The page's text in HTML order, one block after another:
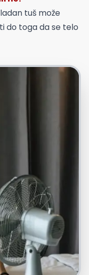
tuš može
do toga da se telo